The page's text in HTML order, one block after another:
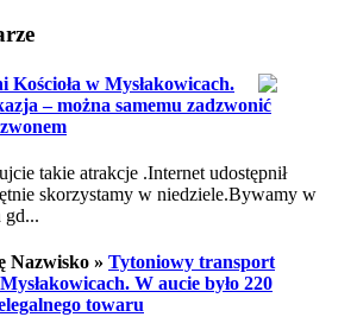
Kościoła w Mysłakowicach.
– można samemu zadzwonić
takie atrakcje .Internet udostępnił
skorzystamy w niedziele.Bywamy w
gd...
Nazwisko » Tytoniowy transport
W aucie było 220
towaru